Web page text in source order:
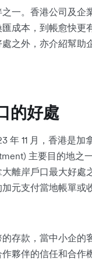
一。香港公司及
成本，到帳愈快更
之外，亦介紹幫助
的好處
年 11 月，香港是
主要目的地之
離岸戶口最大好處
元支付當地帳單或
存款，當中小企的
夥伴的信任和合